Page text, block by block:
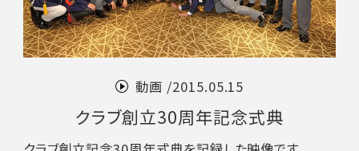
動画 /2015.05.15
クラブ創立30周年記念式典